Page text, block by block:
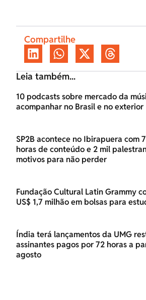
Compartilhe
Leia também...
10 podcasts sobre mercado da
acompanhar no Brasil e no exterior
SP2B acontece no Ibirapuera com
horas de conteúdo e 2 mil
motivos para não perder
Fundação Cultural Latin Grammy
US$ 1,7 milhão em bolsas para
Índia terá lançamentos da UMG
assinantes pagos por 72 horas a
agosto